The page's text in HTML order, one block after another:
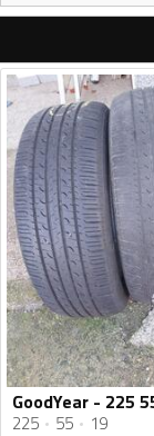
225 55 19